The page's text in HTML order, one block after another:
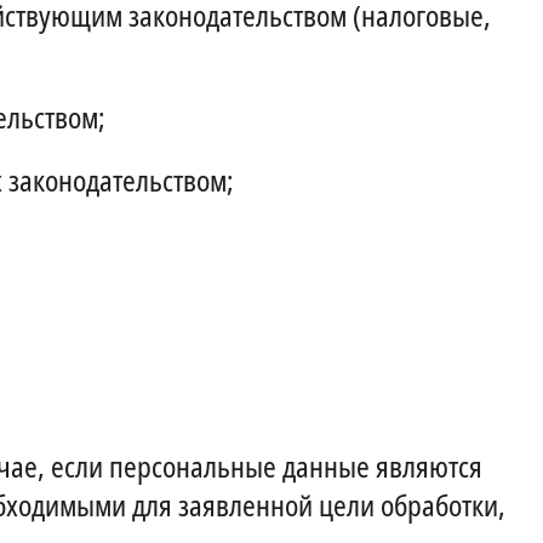
законодательством (налоговые,
если персональные данные являются
для заявленной цели обработки,